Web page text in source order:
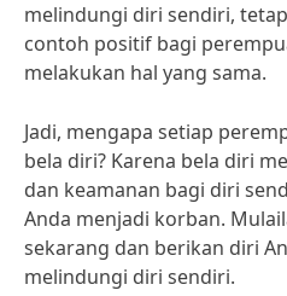
melindungi diri sendiri,
contoh positif bagi
melakukan hal yang sama.
Jadi, mengapa setiap
bela diri? Karena bela diri
dan keamanan bagi diri
Anda menjadi korban.
sekarang dan berikan diri
melindungi diri sendiri.